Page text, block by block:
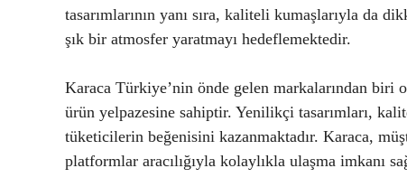
tasarımlarının yanı sıra, kaliteli kumaşlarıyla da
şık bir atmosfer yaratmayı hedeflemektedir.
Karaca Türkiye’nin önde gelen markalarından
ürün yelpazesine sahiptir. Yenilikçi tasarımları,
tüketicilerin beğenisini kazanmaktadır. Karaca,
platformlar aracılığıyla kolaylıkla ulaşma imkanı